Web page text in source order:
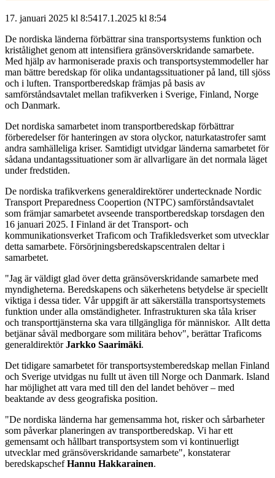
17. januari 2025 kl 8:5417.1.2025 kl 8:54
De nordiska länderna förbättrar sina transportsystems funktion och
kristålighet genom att intensifiera gränsöverskridande samarbete.
Med hjälp av harmoniserade praxis och transportsystemmodeller har
man bättre beredskap för olika undantagssituationer på land, till sjöss
och i luften. Transportberedskap främjas på basis av
samförståndsavtalet mellan trafikverken i Sverige, Finland, Norge
och Danmark.
Det nordiska samarbetet inom transportberedskap förbättrar
förberedelser för hanteringen av stora olyckor, naturkatastrofer samt
andra samhälleliga kriser. Samtidigt utvidgar länderna samarbetet för
sådana undantagssituationer som är allvarligare än det normala läget
under fredstiden.
De nordiska trafikverkens generaldirektörer undertecknade Nordic
Transport Preparedness Coopertion (NTPC) samförståndsavtalet
som främjar samarbetet avseende transportberedskap torsdagen den
16 januari 2025. I Finland är det Transport- och
kommunikationsverket Traficom och Trafikledsverket som utvecklar
detta samarbete. Försörjningsberedskapscentralen deltar i
samarbetet.
"Jag är väldigt glad över detta gränsöverskridande samarbete med
myndigheterna. Beredskapens och säkerhetens betydelse är speciellt
viktiga i dessa tider. Vår uppgift är att säkerställa transportsystemets
funktion under alla omständigheter. Infrastrukturen ska tåla kriser
och transporttjänsterna ska vara tillgängliga för människor. Allt detta
betjänar såväl medborgare som militära behov", berättar Traficoms
generaldirektörJarkko Saarimäki.
Det tidigare samarbetet för transportsystemberedskap mellan Finland
och Sverige utvidgas nu fullt ut även till Norge och Danmark. Island
har möjlighet att vara med till den del landet behöver – med
beaktande av dess geografiska position.
"De nordiska länderna har gemensamma hot, risker och sårbarheter
som påverkar planeringen av transportberedskap. Vi har ett
gemensamt och hållbart transportsystem som vi kontinuerligt
utvecklar med gränsöverskridande samarbete", konstaterar
beredskapschefHannu Hakkarainen.